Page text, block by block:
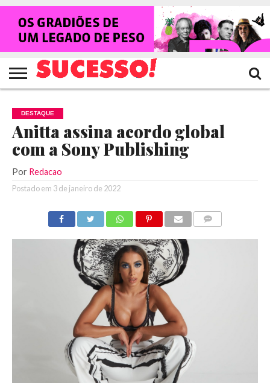
HOME
NOTÍCIAS
SHOWS
ENTREVISTAS
CLIQUES
RANKING
CROWLEY
TV
SUCESSO!
REVISTA
SUCESSO!
DESTAQUE
Anitta assina acordo global
com a Sony Publishing
Por Redacao
Postado em 3 de janeiro de 2022